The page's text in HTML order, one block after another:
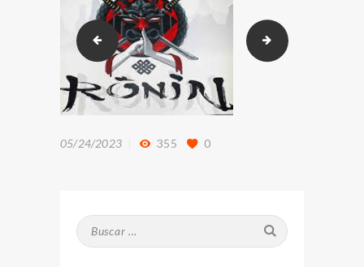
generatedtext2 MMA-370x335-2
05/24/2023 355 0
Buscar: